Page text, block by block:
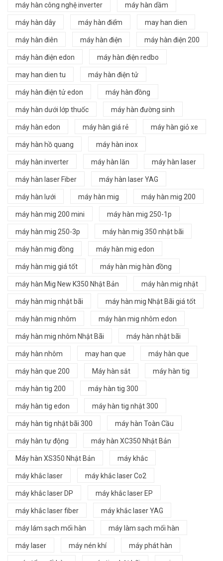
máy hàn công nghệ inverter máy hàn dầm
máy hàn dây máy hàn điểm may han dien
máy hàn điên máy hàn điện máy hàn điện 200
máy hàn điện edon máy hàn điện redbo
may han dien tu máy hàn điện tử
máy hàn điện tử edon máy hàn đồng
máy hàn dưới lớp thuốc máy hàn đường sinh
máy hàn edon máy hàn giá rẻ máy hàn giỏ xe
máy hàn hồ quang máy hàn inox
máy hàn inverter máy hàn lăn máy hàn laser
máy hàn laser Fiber máy hàn laser YAG
máy hàn lưới máy hàn mig máy hàn mig 200
máy hàn mig 200 mini máy hàn mig 250-1p
máy hàn mig 250-3p máy hàn mig 350 nhật bãi
máy hàn mig đồng máy hàn mig edon
máy hàn mig giá tốt máy hàn mig hàn đồng
máy hàn Mig New K350 Nhật Bản máy hàn mig nhật
máy hàn mig nhật bãi máy hàn mig Nhật Bãi giá tốt
máy hàn mig nhôm máy hàn mig nhôm edon
máy hàn mig nhôm Nhật Bãi máy hàn nhật bãi
máy hàn nhôm may han que máy hàn que
máy hàn que 200 Máy hàn sắt máy hàn tig
máy hàn tig 200 máy hàn tig 300
máy hàn tig edon máy hàn tig nhật 300
máy hàn tig nhật bãi 300 máy hàn Toàn Cầu
máy hàn tự động máy hàn XC350 Nhật Bản
Máy hàn XS350 Nhật Bản máy khắc
máy khắc laser máy khắc laser Co2
máy khắc laser DP máy khắc laser EP
máy khắc laser fiber máy khắc laser YAG
máy lám sạch mối hàn máy làm sạch mối hàn
máy laser máy nén khí máy phát hàn